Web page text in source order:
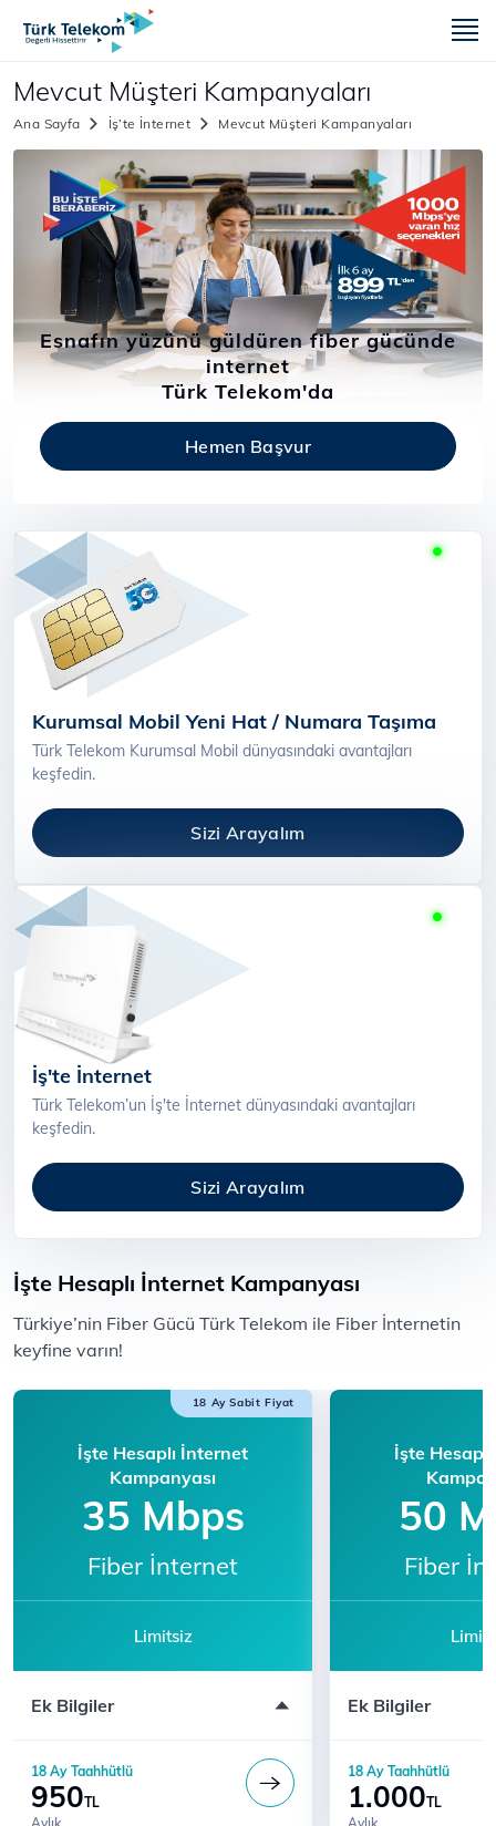
Mevcut Müşteri Kampanyaları
Ana Sayfa İş’te İnternet Mevcut Müşteri Kampanyaları
Esnafın yüzünü güldüren fiber gücünde
internet
Türk Telekom'da
Hemen Başvur
Kurumsal Mobil Yeni Hat / Numara Taşıma
Türk Telekom Kurumsal Mobil dünyasındaki avantajları
keşfedin.
Sizi Arayalım
İş'te İnternet
Türk Telekom’un İş'te İnternet dünyasındaki avantajları
keşfedin.
Sizi Arayalım
İşte Hesaplı İnternet Kampanyası
​​Türkiye’nin Fiber Gücü Türk Telekom ile F​iber İnternetin
keyfine varın!​​​​
18 Ay Sabit Fiyat
İşte Hesaplı İnternet
Kampanyası
35 Mbps
Fiber İnternet
Limitsiz
Ek Bilgiler
Katılım için 444 5 444'ü arayın
18 Ay Taahhütlü
950TL
İşte
50
Fiber
Ek Bilgiler
Katılım için 444 5
18 Ay Taahhütlü
1.000TL